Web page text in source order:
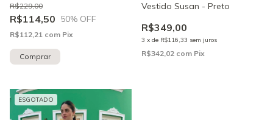
R$114,50
R$229,00
50% OFF
R$112,21 com Pix
Comprar
Vestido Susan - Preto
R$349,00
3 x de R$116,33 sem juros
R$342,02 com Pix
ESGOTADO